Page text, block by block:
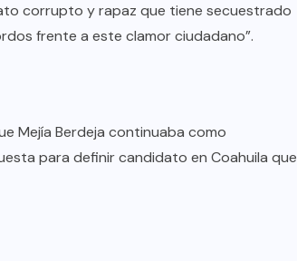
corrupto y rapaz que tiene secuestrado
frente a este clamor ciudadano”.
Mejía Berdeja continuaba como
para definir candidato en Coahuila que